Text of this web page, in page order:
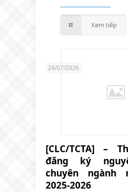
Xem tiếp
24/07/2026
[CLC/TCTA] –
đăng ký
chuyên ngành
2025-2026